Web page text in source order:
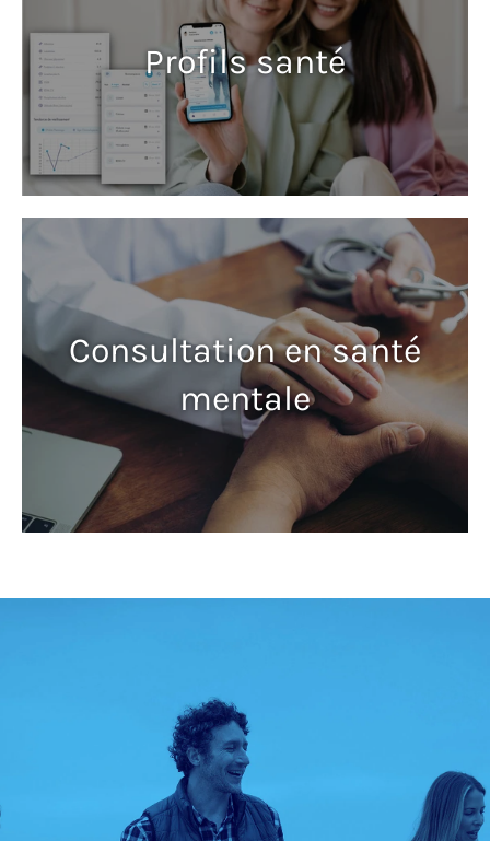
Profils santé
Consultation en santé
mentale